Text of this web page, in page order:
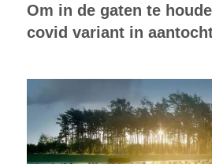
Om in de gaten te
covid variant in